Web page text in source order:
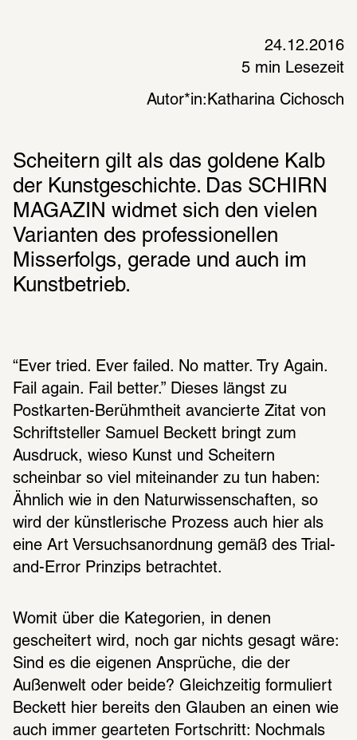
24.12.2016
5 min Lesezeit
Autor*in: Katharina Cichosch
Scheitern gilt als das goldene Kalb
der Kunstgeschichte. Das SCHIRN
MAGAZIN widmet sich den vielen
Varianten des professionellen
Misserfolgs, gerade und auch im
Kunstbetrieb.
“Ever tried. Ever failed. No matter. Try Again.
Fail again. Fail better.” Dieses längst zu
Postkarten-Berühmtheit avancierte Zitat von
Schriftsteller Samuel Beckett bringt zum
Ausdruck, wieso Kunst und Scheitern
scheinbar so viel miteinander zu tun haben:
Ähnlich wie in den Naturwissenschaften, so
wird der künstlerische Prozess auch hier als
eine Art Versuchsanordnung gemäß des Trial-
and-Error Prinzips betrachtet.
Womit über die Kategorien, in denen
gescheitert wird, noch gar nichts gesagt wäre:
Sind es die eigenen Ansprüche, die der
Außenwelt oder beide? Gleichzeitig formuliert
Beckett hier bereits den Glauben an einen wie
auch immer gearteten Fortschritt: Nochmals